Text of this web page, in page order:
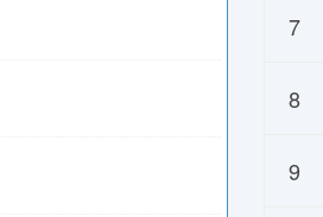
7
8
9